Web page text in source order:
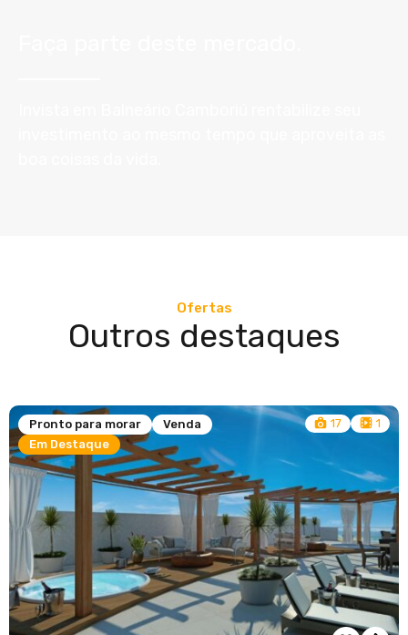
Ofertas
Outros destaques
Pronto para morar
Venda
Em Destaque
17 1